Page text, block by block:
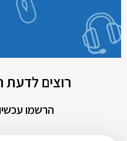
רוצים לדעת
הרשמו